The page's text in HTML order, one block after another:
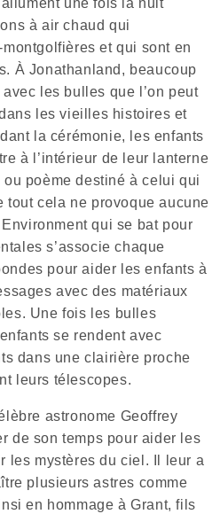
une fois la nuit
à air chaud qui
et qui sont en
À Jonathanland, beaucoup
les bulles que l’on peut
les vieilles histoires et
la cérémonie, les enfants
à l’intérieur de leur lanterne
poème destiné à celui qui
tout cela ne provoque aucune
qui se bat pour
s’associe chaque
pour aider les enfants à
avec des matériaux
Une fois les bulles
se rendent avec
dans une clairière proche
leurs télescopes.
astronome Geoffrey
de son temps pour aider les
les mystères du ciel. Il leur a
plusieurs astres comme
en hommage à Grant, fils